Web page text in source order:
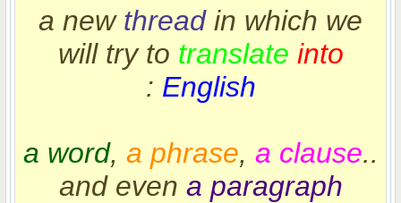
a new threadin which we
will try to translate into
English
:
a word, a phrase, a clause..
and even a paragraph